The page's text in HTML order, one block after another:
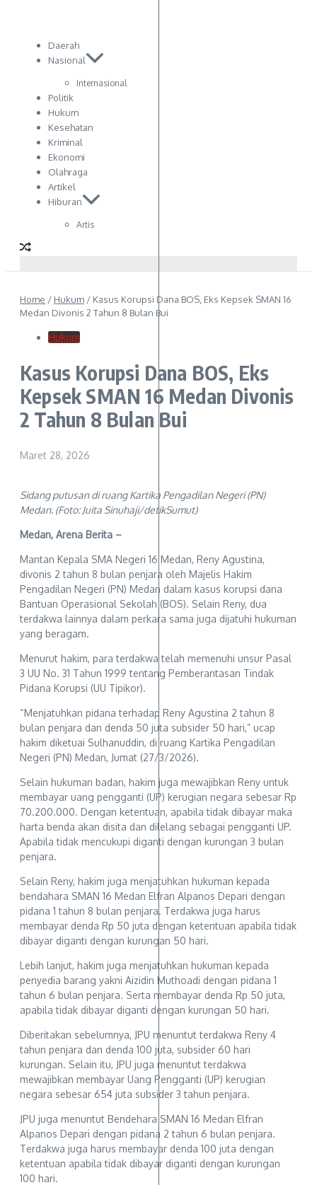
Daerah
Nasional
Internasional
Politik
Hukum
Kesehatan
Kriminal
Ekonomi
Olahraga
Artikel
Hiburan
Artis
Home / Hukum / Kasus Korupsi Dana BOS, Eks Kepsek SMAN 16
Medan Divonis 2 Tahun 8 Bulan Bui
Hukum
Kasus Korupsi Dana BOS, Eks
Kepsek SMAN 16 Medan Divonis
2 Tahun 8 Bulan Bui
Maret 28, 2026
Sidang putusan di ruang Kartika Pengadilan Negeri (PN)
Medan. (Foto: Juita Sinuhaji/detikSumut)
Medan, Arena Berita –
Mantan Kepala SMA Negeri 16 Medan, Reny Agustina,
divonis 2 tahun 8 bulan penjara oleh Majelis Hakim
Pengadilan Negeri (PN) Medan dalam kasus korupsi dana
Bantuan Operasional Sekolah (BOS). Selain Reny, dua
terdakwa lainnya dalam perkara sama juga dijatuhi hukuman
yang beragam.
Menurut hakim, para terdakwa telah memenuhi unsur Pasal
3 UU No. 31 Tahun 1999 tentang Pemberantasan Tindak
Pidana Korupsi (UU Tipikor).
“Menjatuhkan pidana terhadap Reny Agustina 2 tahun 8
bulan penjara dan denda 50 juta subsider 50 hari,” ucap
hakim diketuai Sulhanuddin, di ruang Kartika Pengadilan
Negeri (PN) Medan, Jumat (27/3/2026).
Selain hukuman badan, hakim juga mewajibkan Reny untuk
membayar uang pengganti (UP) kerugian negara sebesar Rp
70.200.000. Dengan ketentuan, apabila tidak dibayar maka
harta benda akan disita dan dilelang sebagai pengganti UP.
Apabila tidak mencukupi diganti dengan kurungan 3 bulan
penjara.
Selain Reny, hakim juga menjatuhkan hukuman kepada
bendahara SMAN 16 Medan Elfran Alpanos Depari dengan
pidana 1 tahun 8 bulan penjara. Terdakwa juga harus
membayar denda Rp 50 juta dengan ketentuan apabila tidak
dibayar diganti dengan kurungan 50 hari.
Lebih lanjut, hakim juga menjatuhkan hukuman kepada
penyedia barang yakni Aizidin Muthoadi dengan pidana 1
tahun 6 bulan penjara. Serta membayar denda Rp 50 juta,
apabila tidak dibayar diganti dengan kurungan 50 hari.
Diberitakan sebelumnya, JPU menuntut terdakwa Reny 4
tahun penjara dan denda 100 juta, subsider 60 hari
kurungan. Selain itu, JPU juga menuntut terdakwa
mewajibkan membayar Uang Pengganti (UP) kerugian
negara sebesar 654 juta subsider 3 tahun penjara.
JPU juga menuntut Bendehara SMAN 16 Medan Elfran
Alpanos Depari dengan pidana 2 tahun 6 bulan penjara.
Terdakwa juga harus membayar denda 100 juta dengan
ketentuan apabila tidak dibayar diganti dengan kurungan
100 hari.